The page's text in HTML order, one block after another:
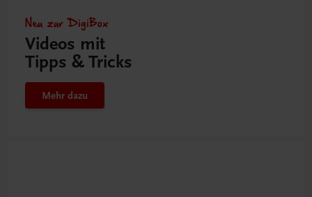
Neu zur DigiBox
Videos mit
Tipps & Tricks
Mehr dazu